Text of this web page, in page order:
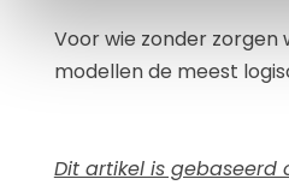
Voor wie zonder zorgen
modellen de meest
Dit artikel is gebaseerd